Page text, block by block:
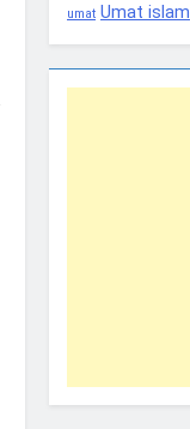
umat Umat islam